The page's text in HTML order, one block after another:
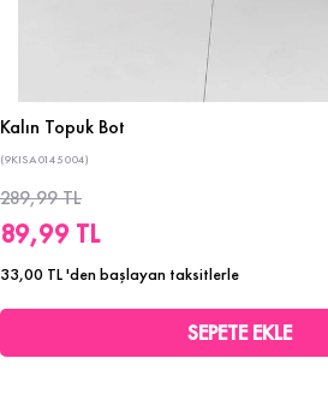
Kalın Topuk Bot
(9KISA0145004)
289,99 TL
89,99 TL
33,00 TL'den başlayan taksitlerle